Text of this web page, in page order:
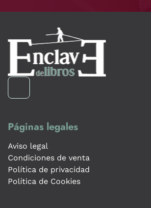
Páginas legales
Aviso legal
Condiciones de venta
Política de privacidad
Política de Cookies